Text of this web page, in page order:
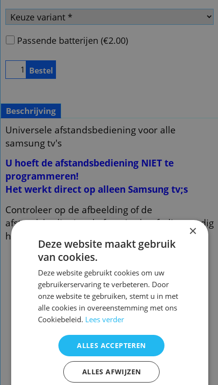
Passende batterijen (€2.00)
Bestel
Beschrijving
Universele afstandsbediening voor alle
samsung tv's
U hoeft de afstandsbediening NIET te
programmeren!
Het werkt direct op alleen Samsung tv;s
Controleer op de afbeelding of de
afstandsbediening de functies heeft die u nodig
heeft
Universele afstandsbediening
voor alle samsung tv's
Voorraad : 87
U hoeft de afstandsbediening
NIET te programmeren!
Het werkt direct op alleen
Samsung tv;s
×
Deze website maakt gebruik
van cookies.
Deze website gebruikt cookies om uw
gebruikerservaring te verbeteren. Door
onze website te gebruiken, stemt u in met
alle cookies in overeenstemming met ons
Cookiebeleid. Lees verder
ALLES ACCEPTEREN
ALLES AFWIJZEN